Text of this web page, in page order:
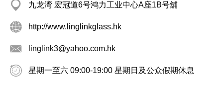
九龙湾 宏冠道6号鸿力工业中心A座1B号舖
http://www.linglinkglass.hk
linglink3@yahoo.com.hk
星期一至六 09:00-19:00 星期日及公众假期休息